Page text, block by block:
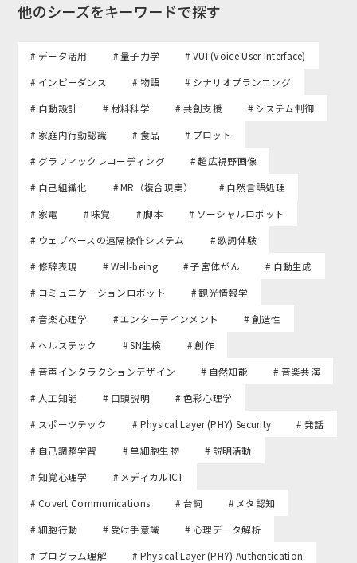
他のシーズをキーワードで探す
# データ活用 # 量子力学
# VUI (Voice User Interface)
# インピーダンス
# 物語
# シナリオプランニング
# 自動設計
# 材料科学 # 共創支援
# システム制御
# 家庭内行動認識
# 食品
# プロット
# グラフィックレコーディング
# 超広視野画像
# 自己組織化
# MR（複合現実）
# 自然言語処理
# 家電
# 味覚 # 脚本
# ソーシャルロボット
# ウェブベースの遠隔操作システム
# 歌詞体験
# 修辞表現
# Well-being # 子宮体がん
# 自動生成
# コミュニケーションロボット
# 観光情報学
# 音楽心理学
# エンターテインメント
# 創造性
# ヘルステック
# SN生検
# 創作
# 音声インタラクションデザイン
# 自然知能
# 音楽共演
# 人工知能
# 口頭説明
# 色彩心理学
# スポーツテック
# Physical Layer (PHY) Security
# 発話
# 自己調整学習
# 単細胞生物
# 説明活動
# 知覚心理学
# メディカルICT
# Covert Communications
# 台詞
# メタ認知
# 細胞行動
# 受け手意識
# 心理データ解析
# プログラム理解
# Physical Layer (PHY) Authentication